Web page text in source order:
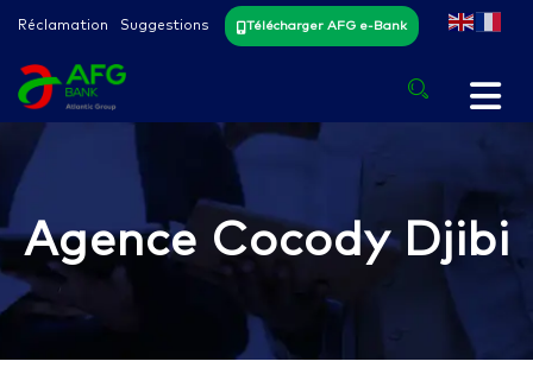
Réclamation Suggestions Télécharger AFG e-Bank
Agence Cocody Djibi